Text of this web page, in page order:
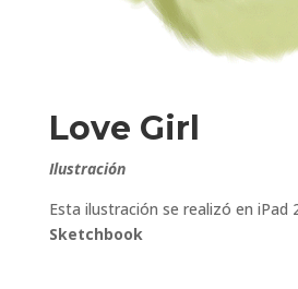
Love Girl
Ilustración
Esta ilustración se realizó en iPad
Sketchbook